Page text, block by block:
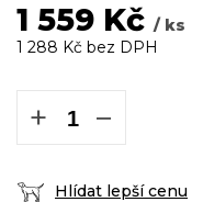
1 559 Kč / ks
1 288 Kč bez DPH
+ −
Hlídat lepší cenu